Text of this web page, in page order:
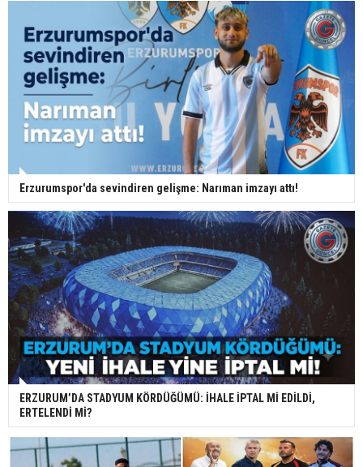
Erzurumspor'da sevindiren gelişme: Narıman imzayı attı!
ERZURUM’DA STADYUM KÖRDÜĞÜMÜ: İHALE İPTAL Mİ EDİLDİ,
ERTELENDİ Mİ?